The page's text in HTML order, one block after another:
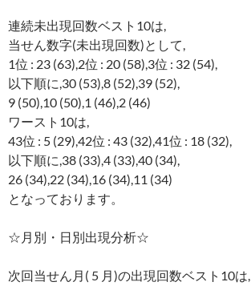
連続未出現回数ベスト10は,
当せん数字(未出現回数)として,
1位 : 23 (63),2位 : 20 (58),3位 : 32 (54),
以下順に,30 (53),8 (52),39 (52),
9 (50),10 (50),1 (46),2 (46)
ワースト10は,
43位 : 5 (29),42位 : 43 (32),41位 : 18 (32),
以下順に,38 (33),4 (33),40 (34),
26 (34),22 (34),16 (34),11 (34)
となっております。
☆月別・日別出現分析☆
次回当せん月( 5 月)の出現回数ベスト10は,